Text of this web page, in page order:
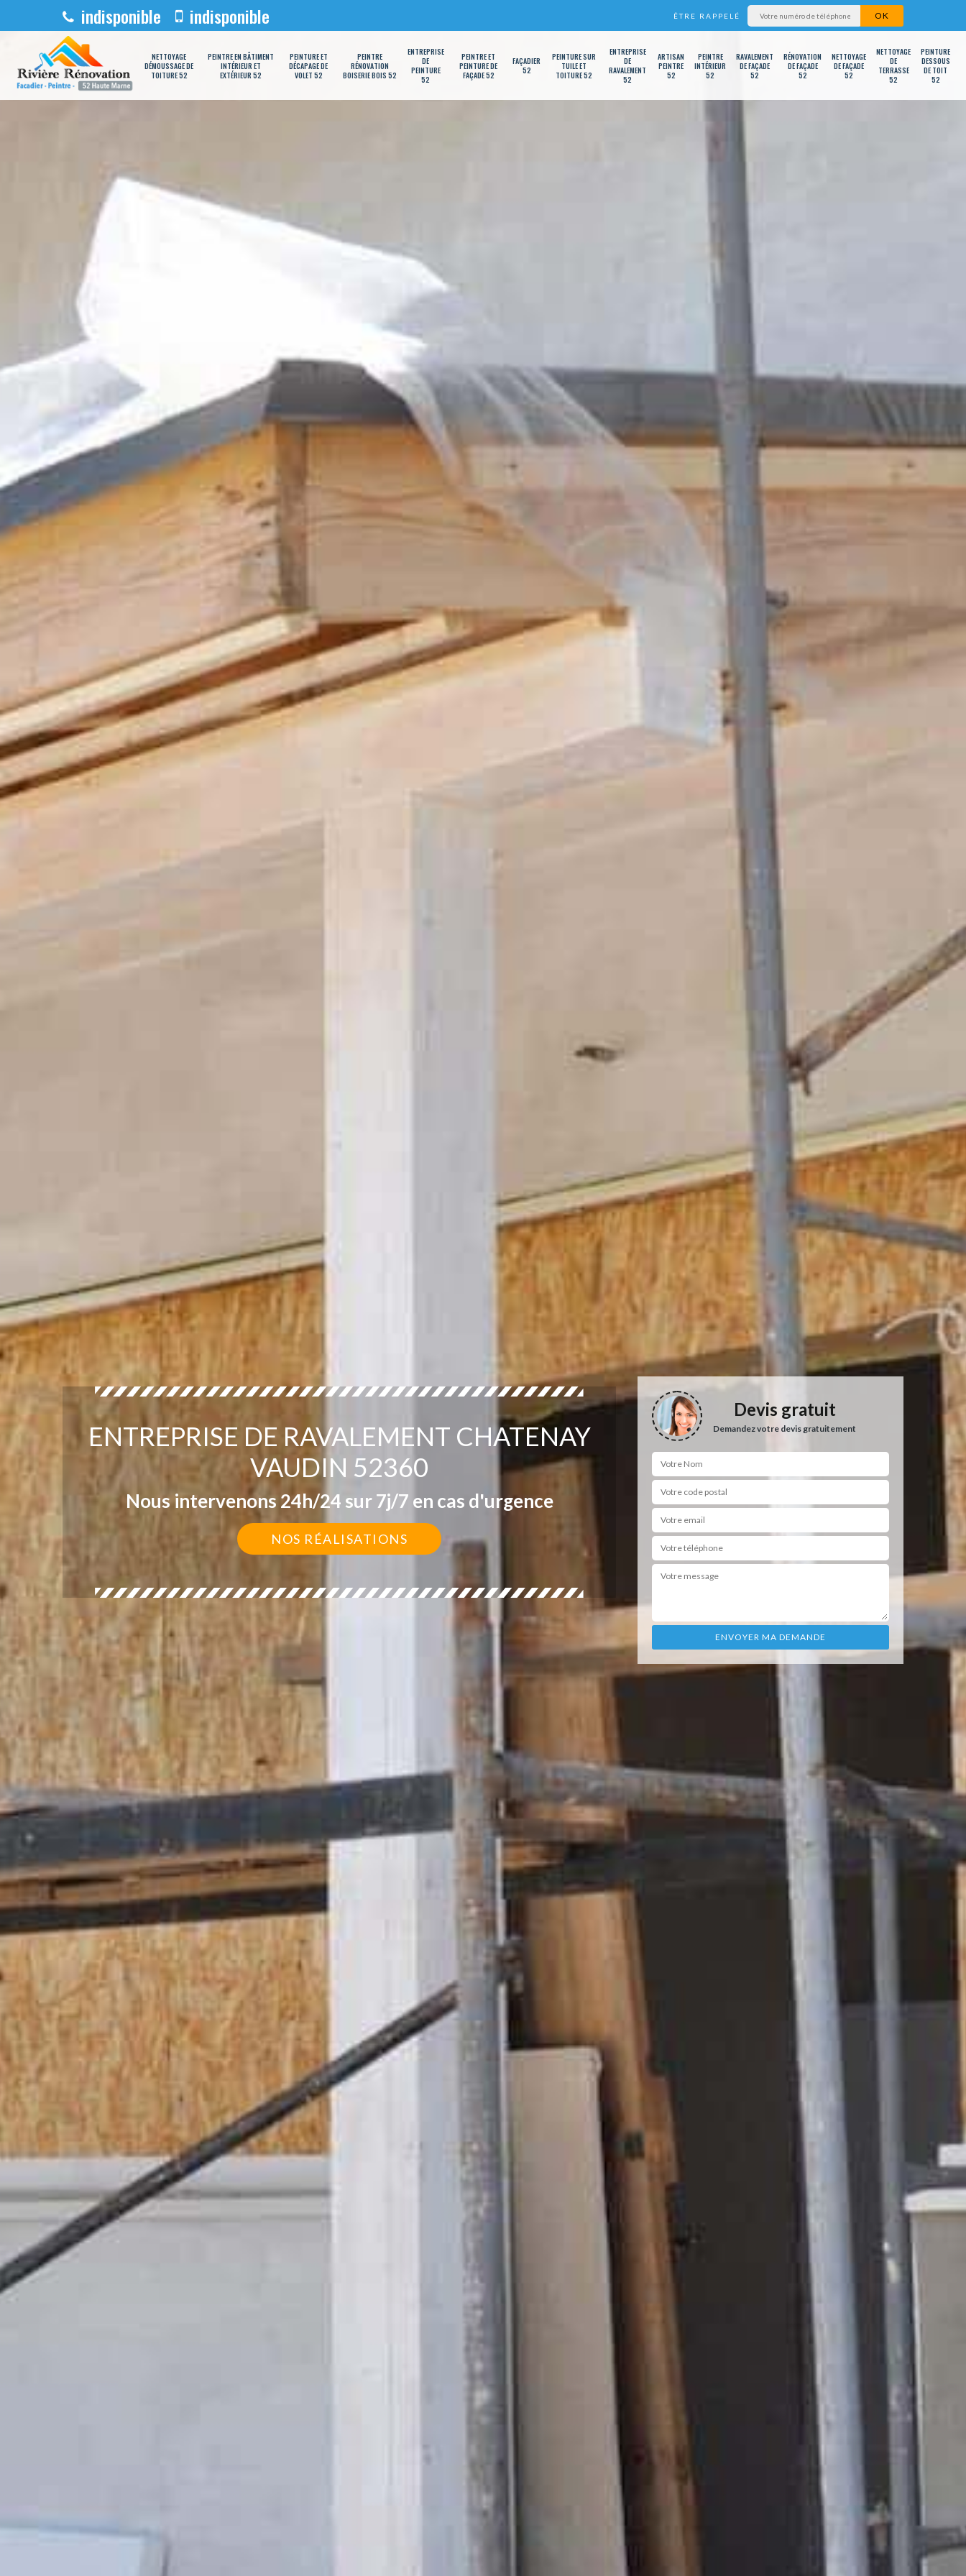
indisponible indisponible ÊTRE RAPPELÉ
NETTOYAGE
DÉMOUSSAGE DE
TOITURE 52
PEINTRE EN BÂTIMENT
INTÉRIEUR ET
EXTÉRIEUR 52
PEINTURE ET
DÉCAPAGE DE
VOLET 52
PEINTRE
RÉNOVATION
BOISERIE BOIS 52
ENTREPRISE
DE
PEINTURE
52
PEINTRE ET
PEINTURE DE
FAÇADE 52
FAÇADIER
52
PEINTURE SUR
TUILE ET
TOITURE 52
ENTREPRISE
DE
RAVALEMENT
52
ARTISAN
PEINTRE
52
PEINTRE
INTÉRIEUR
52
RAVALEMENT
DE FAÇADE
52
RÉNOVATION
DE FAÇADE
52
NETTOYAGE
DE FAÇADE
52
NETTOYAGE
DE
TERRASSE
52
PEINTURE
DESSOUS
DE TOIT
52
ENTREPRISE DE RAVALEMENT CHATENAY
VAUDIN 52360
Nous intervenons 24h/24 sur 7j/7 en cas d'urgence
NOS RÉALISATIONS
Devis gratuit
Demandez votre devis gratuitement